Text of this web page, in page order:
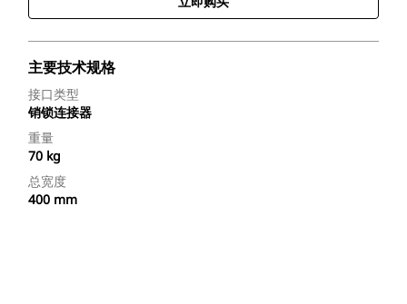
主要技术规格
接口类型
销锁连接器
重量
70 kg
总宽度
400 mm